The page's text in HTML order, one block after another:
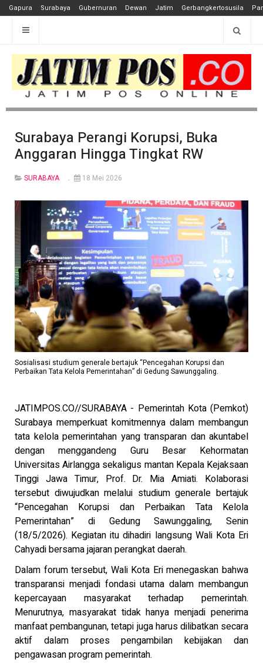
Gapura Surabaya Gubernuran Dewan Jatim Gerbangkertosusila
Surabaya Perangi Korupsi, Buka
Anggaran Hingga Tingkat RW
SURABAYA 18 Mei 2026
Sosialisasi studium generale bertajuk “Pencegahan Korupsi dan
Perbaikan Tata Kelola Pemerintahan” di Gedung Sawunggaling.
JATIMPOS.CO//SURABAYA - Pemerintah Kota (Pemkot)
Surabaya memperkuat komitmennya dalam membangun
tata kelola pemerintahan yang transparan dan akuntabel
dengan menggandeng Guru Besar Kehormatan
Universitas Airlangga sekaligus mantan Kepala Kejaksaan
Tinggi Jawa Timur, Prof. Dr. Mia Amiati. Kolaborasi
tersebut diwujudkan melalui studium generale bertajuk
“Pencegahan Korupsi dan Perbaikan Tata Kelola
Pemerintahan” di Gedung Sawunggaling, Senin
(18/5/2026). Kegiatan itu dihadiri langsung Wali Kota Eri
Cahyadibersama jajaran perangkat daerah.
Dalam forum tersebut, Wali Kota Eri menegaskan bahwa
transparansi menjadi fondasi utama dalam membangun
kepercayaan masyarakat terhadap pemerintah.
Menurutnya, masyarakat tidak hanya menjadi penerima
manfaat pembangunan, tetapi juga harus dilibatkan secara
aktif dalam proses pengambilan kebijakan dan
pengawasan program pemerintah.